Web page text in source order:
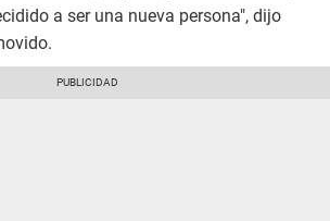
a ser una nueva persona", dijo